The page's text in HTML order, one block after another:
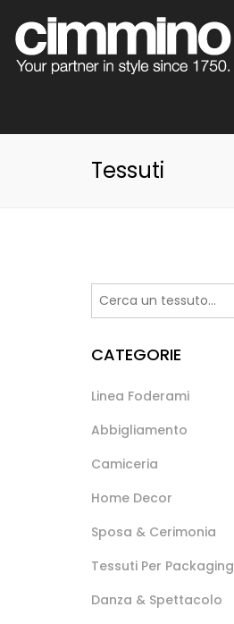
Tessuti
CATEGORIE
Linea Foderami
Abbigliamento
Camiceria
Home Decor
Sposa & Cerimonia
Tessuti Per Packaging
Danza & Spettacolo